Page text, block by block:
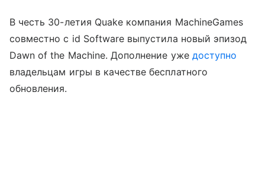
В честь 30-летия Quake компания MachineGames
совместно с id Software выпустила новый эпизод
Dawn of the Machine. Дополнение уже доступно
владельцам игры в качестве бесплатного
обновления.